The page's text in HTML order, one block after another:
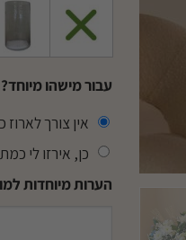
עבור מישהו מיוחד?
אין צורך
כן, אירזו לי
הערות מיוחדות